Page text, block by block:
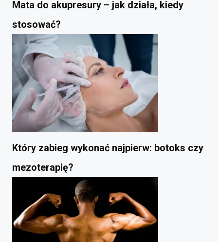
Mata do akupresury – jak działa, kiedy
stosować?
Który zabieg wykonać najpierw: botoks czy
mezoterapię?